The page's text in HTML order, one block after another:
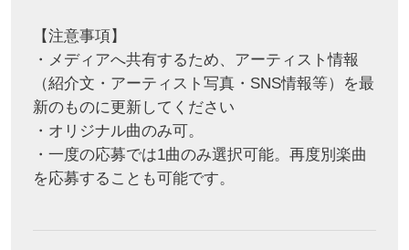
【注意事項】
・メディアへ共有するため、アーティスト情報
（紹介文・アーティスト写真・SNS情報等）を最
新のものに更新してください
・オリジナル曲のみ可。
・一度の応募では1曲のみ選択可能。再度別楽曲
を応募することも可能です。